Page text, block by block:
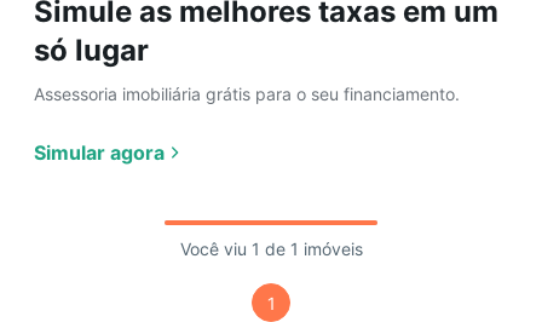
Simule as melhores taxas em um
só lugar
Assessoria imobiliária grátis para o seu financiamento.
Simular agora
Você viu 1 de 1 imóveis
1